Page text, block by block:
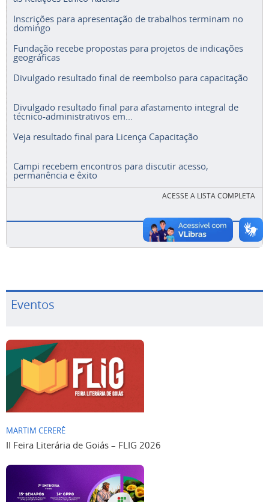
Inscrições para apresentação de trabalhos terminam no
domingo
Fundação recebe propostas para projetos de indicações
geográficas
Divulgado resultado final de reembolso para capacitação
Divulgado resultado final para afastamento integral de
técnico-administrativos em...
Veja resultado final para Licença Capacitação
Campi recebem encontros para discutir acesso,
permanência e êxito
ACESSE A LISTA COMPLETA
Eventos
MARTIM CERERÊ
II Feira Literária de Goiás – FLIG 2026